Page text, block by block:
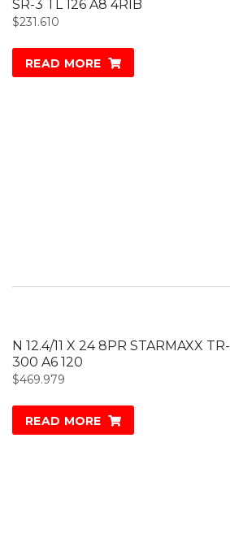
SR-3 TL 126 A8 4RIB
$231.610
READ MORE
N 12.4/11 X 24 8PR STARMAXX TR-
300 A6 120
$469.979
READ MORE